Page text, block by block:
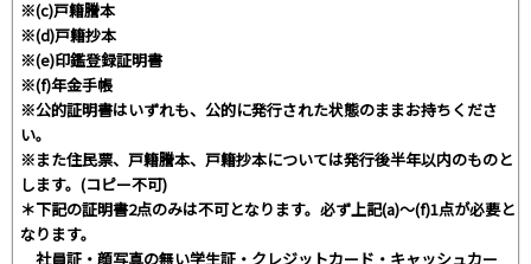
※(c)戸籍謄本
※(d)戸籍抄本
※(e)印鑑登録証明書
※(f)年金手帳
※公的証明書はいずれも、公的に発行された状態のままお持ちくださ
い。
※また住民票、戸籍謄本、戸籍抄本については発行後半年以内のものと
します。(コピー不可)
＊下記の証明書2点のみは不可となります。必ず上記(a)～(f)1点が必要と
なります。
社員証・顔写真の無い学生証・クレジットカード・キャッシュカー